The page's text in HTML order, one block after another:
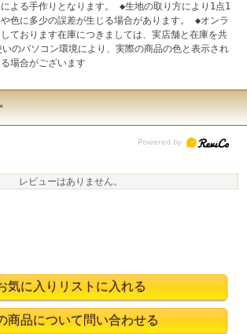
よる手作りとなります。 ◆生地の取り方により1点1
色に多少の誤差が生じる場合があります。 ◆オンラ
ております在庫につきましては、実店舗と在庫を共
のパソコン環境により、実際の商品の色と表示され
場合がございます
レビューはありません。